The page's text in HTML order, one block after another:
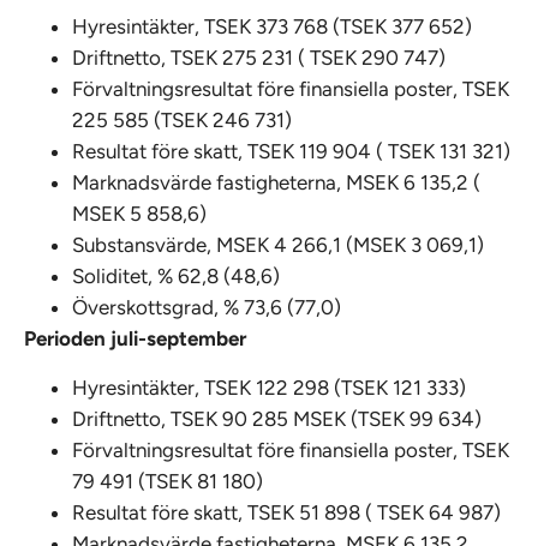
Hyresintäkter, TSEK 373 768 (TSEK 377 652)
Driftnetto, TSEK 275 231 ( TSEK 290 747)
Förvaltningsresultat före finansiella poster, TSEK
225 585 (TSEK 246 731)
Resultat före skatt, TSEK 119 904 ( TSEK 131 321)
Marknadsvärde fastigheterna, MSEK 6 135,2 (
MSEK 5 858,6)
Substansvärde, MSEK 4 266,1 (MSEK 3 069,1)
Soliditet, % 62,8 (48,6)
Överskottsgrad, % 73,6 (77,0)
Perioden juli-september
Hyresintäkter, TSEK 122 298 (TSEK 121 333)
Driftnetto, TSEK 90 285 MSEK (TSEK 99 634)
Förvaltningsresultat före finansiella poster, TSEK
79 491 (TSEK 81 180)
Resultat före skatt, TSEK 51 898 ( TSEK 64 987)